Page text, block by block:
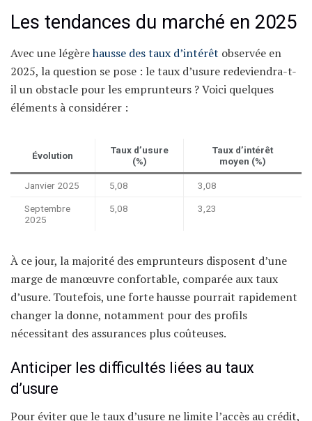
Les tendances du marché en 2025
Avec une légèrehausse des taux d’intérêt observée en
2025, la question se pose : le taux d’usure redeviendra-t-
il un obstacle pour les emprunteurs ? Voici quelques
éléments à considérer :
Évolution
Taux d’usure
(%)
Taux d’intérêt
moyen (%)
Janvier 2025 5,08 3,08
Septembre
2025
5,08 3,23
À ce jour, la majorité des emprunteurs disposent d’une
marge de manœuvre confortable, comparée aux taux
d’usure. Toutefois, une forte hausse pourrait rapidement
changer la donne, notamment pour des profils
nécessitant des assurances plus coûteuses.
Anticiper les difficultés liées au taux
d’usure
Pour éviter que le taux d’usure ne limite l’accès au crédit,